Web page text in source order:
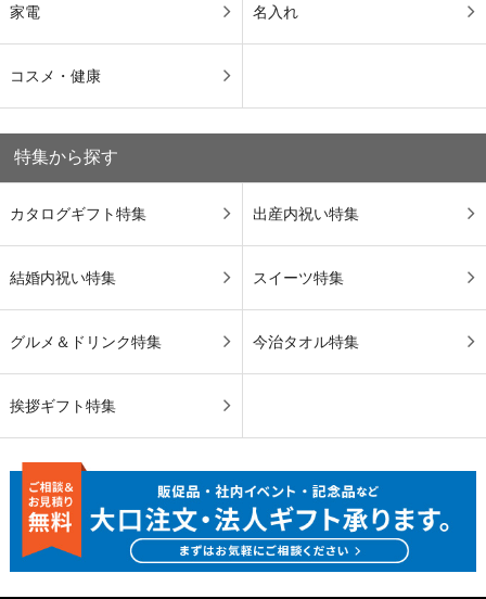
家電 名入れ
コスメ・健康
特集から探す
カタログギフト特集 出産内祝い特集
結婚内祝い特集 スイーツ特集
グルメ＆ドリンク特集 今治タオル特集
挨拶ギフト特集